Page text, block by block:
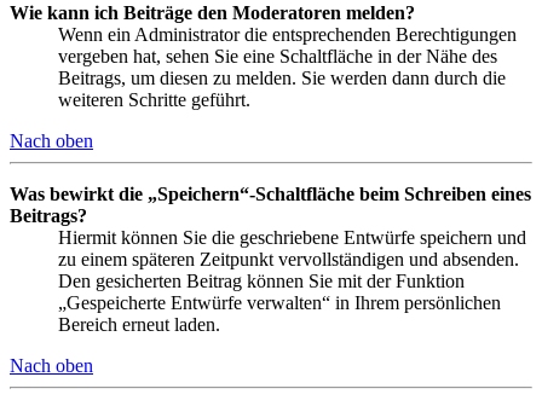
Wie kann ich Beiträge den Moderatoren melden?
Wenn ein Administrator die entsprechenden Berechtigungen
vergeben hat, sehen Sie eine Schaltfläche in der Nähe des
Beitrags, um diesen zu melden. Sie werden dann durch die
weiteren Schritte geführt.
Nach oben
Was bewirkt die „Speichern“-Schaltfläche beim Schreiben eines
Beitrags?
Hiermit können Sie die geschriebene Entwürfe speichern und
zu einem späteren Zeitpunkt vervollständigen und absenden.
Den gesicherten Beitrag können Sie mit der Funktion
„Gespeicherte Entwürfe verwalten“ in Ihrem persönlichen
Bereich erneut laden.
Nach oben